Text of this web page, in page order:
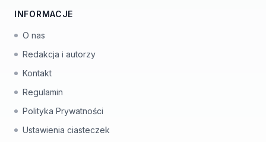
INFORMACJE
O nas
Redakcja i autorzy
Kontakt
Regulamin
Polityka Prywatności
Ustawienia ciasteczek